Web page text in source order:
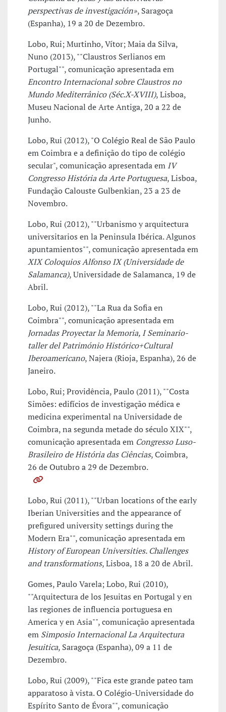
perspectivas de investigación», Saragoça
(Espanha), 19 a 20 de Dezembro.
Lobo, Rui; Murtinho, Vítor; Maia da Silva,
Nuno (2013), ""Claustros Serlianos em
Portugal"", comunicação apresentada em
Encontro Internacional sobre Claustros no
Mundo Mediterrânico (Séc.X-XVIII), Lisboa,
Museu Nacional de Arte Antiga, 20 a 22 de
Junho.
Lobo, Rui (2012), "O Colégio Real de São Paulo
em Coimbra e a definição do tipo de colégio
secular", comunicação apresentada em IV
Congresso História da Arte Portuguesa, Lisboa,
Fundação Calouste Gulbenkian, 23 a 23 de
Novembro.
Lobo, Rui (2012), ""Urbanismo y arquitectura
universitarios en la Peninsula Ibérica. Algunos
apuntamientos"", comunicação apresentada em
XIX Coloquios Alfonso IX (Universidade de
Salamanca), Universidade de Salamanca, 19 de
Abril.
Lobo, Rui (2012), ""La Rua da Sofia en
Coimbra"", comunicação apresentada em
Jornadas Proyectar la Memoria, I Seminario-
taller del Património Histórico+Cultural
Iberoamericano, Najera (Rioja, Espanha), 26 de
Janeiro.
Lobo, Rui; Providência, Paulo (2011), ""Costa
Simões: edifícios de investigação médica e
medicina experimental na Universidade de
Coimbra, na segunda metade do século XIX"",
comunicação apresentada em Congresso Luso-
Brasileiro de História das Ciências, Coimbra,
26 de Outubro a 29 de Dezembro.
Lobo, Rui (2011), ""Urban locations of the early
Iberian Universities and the appearance of
prefigured university settings during the
Modern Era"", comunicação apresentada em
History of European Universities. Challenges
and transformations, Lisboa, 18 a 20 de Abril.
Gomes, Paulo Varela; Lobo, Rui (2010),
""Arquitectura de los Jesuitas en Portugal y en
las regiones de influencia portuguesa en
America y en Asia"", comunicação apresentada
em Simposio Internacional La Arquitectura
Jesuitica, Saragoça (Espanha), 09 a 11 de
Dezembro.
Lobo, Rui (2009), ""Fica este grande pateo tam
apparatoso à vista. O Colégio-Universidade do
Espírito Santo de Évora"", comunicação